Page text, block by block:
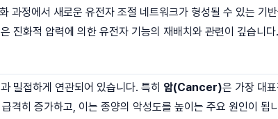
과정에서 새로운 유전자 조절 네트워크가 형성될 수 있는 기
진화적 압력에 의한 유전자 기능의 재배치와 관련이 깊습니다.
밀접하게 연관되어 있습니다. 특히 암(Cancer)은 가장 대
히 증가하고, 이는 종양의 악성도를 높이는 주요 원인이 됩